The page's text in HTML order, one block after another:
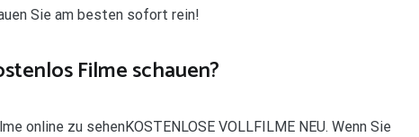
Sie am besten sofort rein!
Filme schauen?
online zu sehenKOSTENLOSE VOLLFILME NEU. Wenn Sie